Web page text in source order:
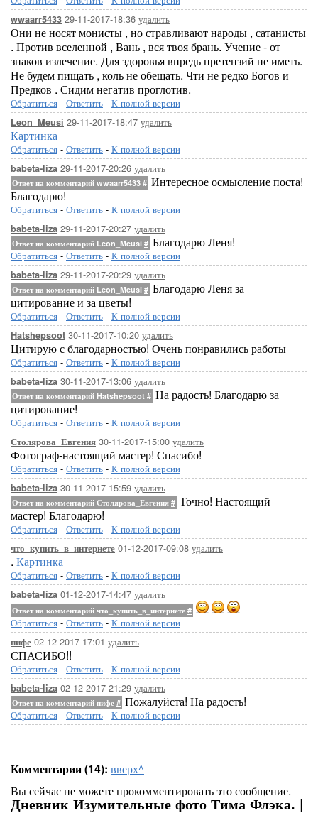
wwaarr5433 29-11-2017-18:36 удалить
Они не носят монисты , но стравливают народы , сатанисты
. Против вселенной , Вань , вся твоя брань. Учение - от
знаков излечение. Для здоровья впредь претензий не иметь.
Не будем пищать , коль не обещать. Чти не редко Богов и
Предков . Сидим негатив проглотив.
Обратиться - Ответить - К полной версии
Leon_Meusi 29-11-2017-18:47 удалить
Картинка
Обратиться - Ответить - К полной версии
babeta-liza 29-11-2017-20:26 удалить
Ответ на комментарий wwaarr5433 # Интересное осмысление поста!
Благодарю!
Обратиться - Ответить - К полной версии
babeta-liza 29-11-2017-20:27 удалить
Ответ на комментарий Leon_Meusi # Благодарю Леня!
Обратиться - Ответить - К полной версии
babeta-liza 29-11-2017-20:29 удалить
Ответ на комментарий Leon_Meusi # Благодарю Леня за
цитирование и за цветы!
Обратиться - Ответить - К полной версии
Hatshepsoot 30-11-2017-10:20 удалить
Цитирую с благодарностью! Очень понравились работы
Обратиться - Ответить - К полной версии
babeta-liza 30-11-2017-13:06 удалить
Ответ на комментарий Hatshepsoot # На радость! Благодарю за
цитирование!
Обратиться - Ответить - К полной версии
Столярова_Евгения 30-11-2017-15:00 удалить
Фотограф-настоящий мастер! Спасибо!
Обратиться - Ответить - К полной версии
babeta-liza 30-11-2017-15:59 удалить
Ответ на комментарий Столярова_Евгения # Точно! Настоящий
мастер! Благодарю!
Обратиться - Ответить - К полной версии
что_купить_в_интернете 01-12-2017-09:08 удалить
. Картинка
Обратиться - Ответить - К полной версии
babeta-liza 01-12-2017-14:47 удалить
Ответ на комментарий что_купить_в_интернете #
Обратиться - Ответить - К полной версии
пифе 02-12-2017-17:01 удалить
СПАСИБО!!
Обратиться - Ответить - К полной версии
babeta-liza 02-12-2017-21:29 удалить
Ответ на комментарий пифе # Пожалуйста! На радость!
Обратиться - Ответить - К полной версии
Комментарии (14): вверх^
Вы сейчас не можете прокомментировать это сообщение.
Дневник Изумительные фото Тима Флэка. |